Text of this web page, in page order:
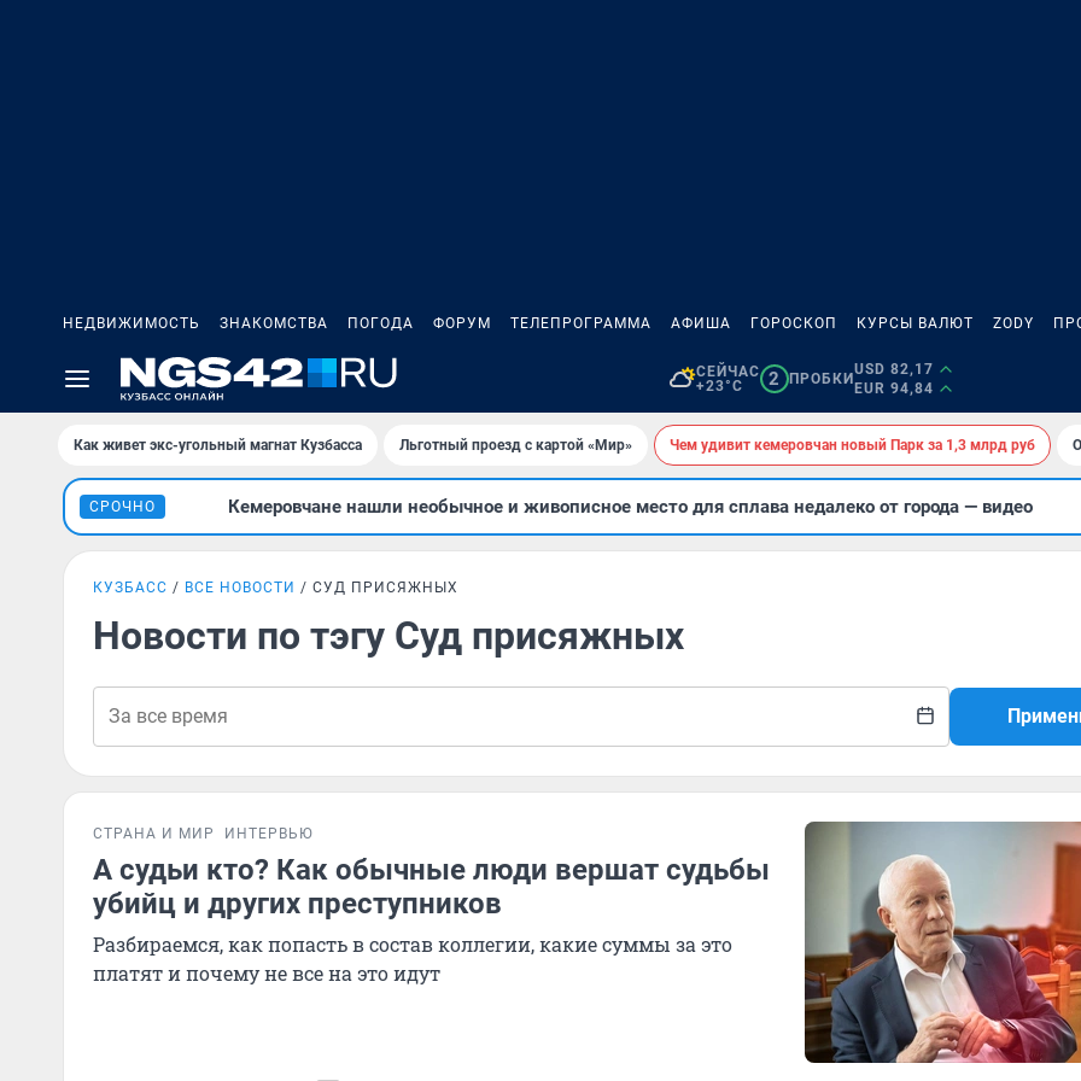
НЕДВИЖИМОСТЬ ЗНАКОМСТВА ПОГОДА ФОРУМ ТЕЛЕПРОГРАММА АФИША ГОРОСКОП КУРСЫ ВАЛЮТ ZODY
СЕЙЧАС
+23°C
2 ПРОБКИ
USD 82,17
EUR 94,84
Как живет экс-угольный магнат Кузбасса Льготный проезд с картой «Мир» Чем удивит кемеровчан новый Парк за 1,3 млрд руб
СРОЧНО Кемеровчане нашли необычное и живописное место для сплава недалеко от города — видео
КУЗБАСС ВСЕ НОВОСТИ СУД ПРИСЯЖНЫХ
Новости по тэгу Суд присяжных
СТРАНА И МИР ИНТЕРВЬЮ
А судьи кто? Как обычные люди вершат судьбы
убийц и других преступников
Разбираемся, как попасть в состав коллегии, какие суммы за это
платят и почему не все на это идут